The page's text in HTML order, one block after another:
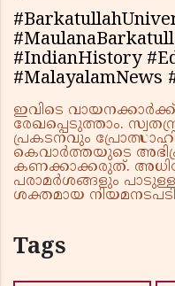
#IndianHistory
#MalayalamNews
ഇവിടെ
രേഖപ്പെടുത്താം.
പ്രകടനവും
കെവാർത്തയുടെ
കണക്കാക്കരുത്.
പരാമർശങ്ങളും
ശക്തമായ നിയമനടപടി
Tags